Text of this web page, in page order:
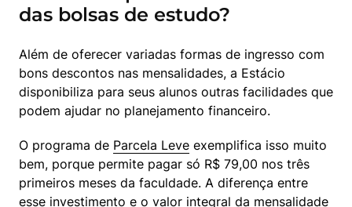
das bolsas de estudo?
Além de oferecer variadas formas de ingresso com
bons descontos nas mensalidades, a Estácio
disponibiliza para seus alunos outras facilidades que
podem ajudar no planejamento financeiro.
O programa de Parcela Leve exemplifica isso muito
bem, porque permite pagar só R$ 79,00 nos três
primeiros meses da faculdade. A diferença entre
esse investimento e o valor integral da mensalidade